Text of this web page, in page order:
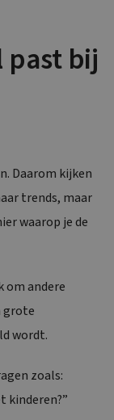
bij
Daarom kijken
trends, maar
waarop je de
om andere
grote
wordt.
zoals:
kinderen?”